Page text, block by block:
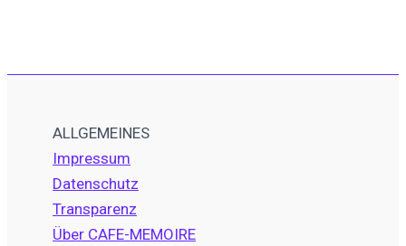
ALLGEMEINES
Impressum
Datenschutz
Transparenz
Über CAFE-MEMOIRE